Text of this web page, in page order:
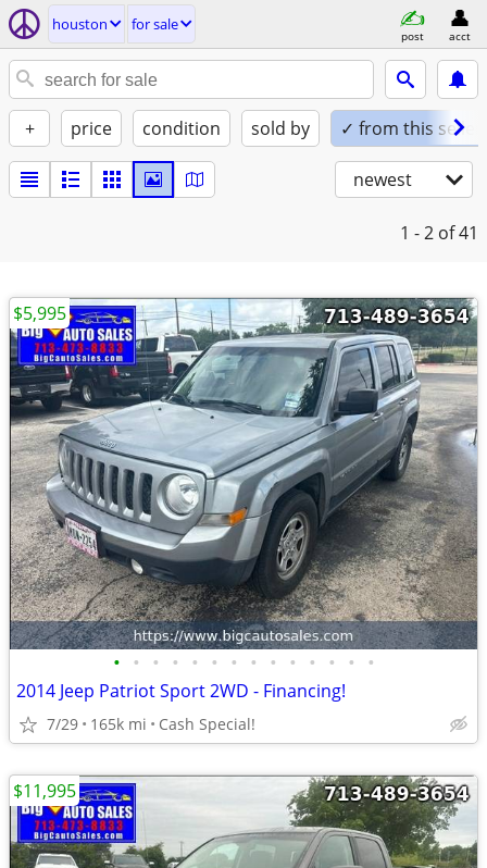
houston for sale
post acct
+ price condition sold by ✓ from this seller
newest
1 - 2 of 41
• • • • • • • • • • • • • •
2014 Jeep Patriot Sport 2WD - Financing!
7/29 165k mi Cash Special!
$5,995
$11,995